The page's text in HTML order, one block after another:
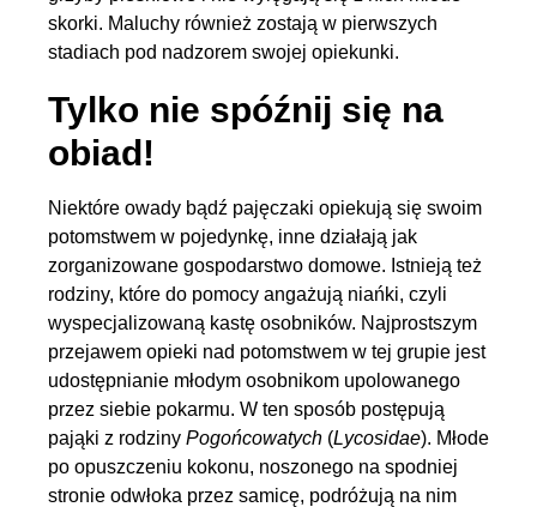
skorki. Maluchy również zostają w pierwszych
stadiach pod nadzorem swojej opiekunki.
Tylko nie spóźnij się na
obiad!
Niektóre owady bądź pajęczaki opiekują się swoim
potomstwem w pojedynkę, inne działają jak
zorganizowane gospodarstwo domowe. Istnieją też
rodziny, które do pomocy angażują niańki, czyli
wyspecjalizowaną kastę osobników. Najprostszym
przejawem opieki nad potomstwem w tej grupie jest
udostępnianie młodym osobnikom upolowanego
przez siebie pokarmu. W ten sposób postępują
pająki z rodziny Pogońcowatych (Lycosidae). Młode
po opuszczeniu kokonu, noszonego na spodniej
stronie odwłoka przez samicę, podróżują na nim